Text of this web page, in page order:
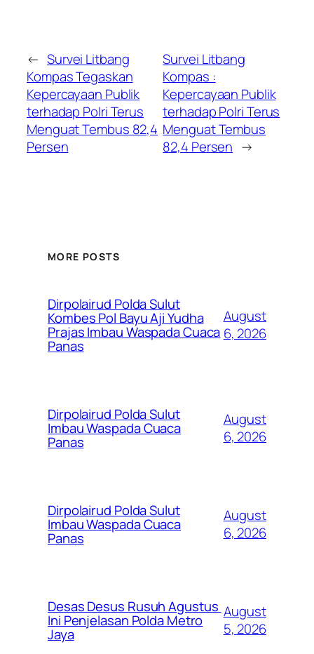
← Survei Litbang
Kompas Tegaskan
Kepercayaan Publik
terhadap Polri Terus
Menguat Tembus 82,4
Persen
Survei Litbang
Kompas :
Kepercayaan Publik
terhadap Polri Terus
Menguat Tembus
82,4 Persen →
MORE POSTS
Dirpolairud Polda Sulut
Kombes Pol Bayu Aji Yudha
Prajas Imbau Waspada Cuaca
Panas
August
6, 2026
Dirpolairud Polda Sulut
Imbau Waspada Cuaca
Panas
August
6, 2026
Dirpolairud Polda Sulut
Imbau Waspada Cuaca
Panas
August
6, 2026
Desas Desus Rusuh Agustus
Ini Penjelasan Polda Metro
Jaya
August
5, 2026